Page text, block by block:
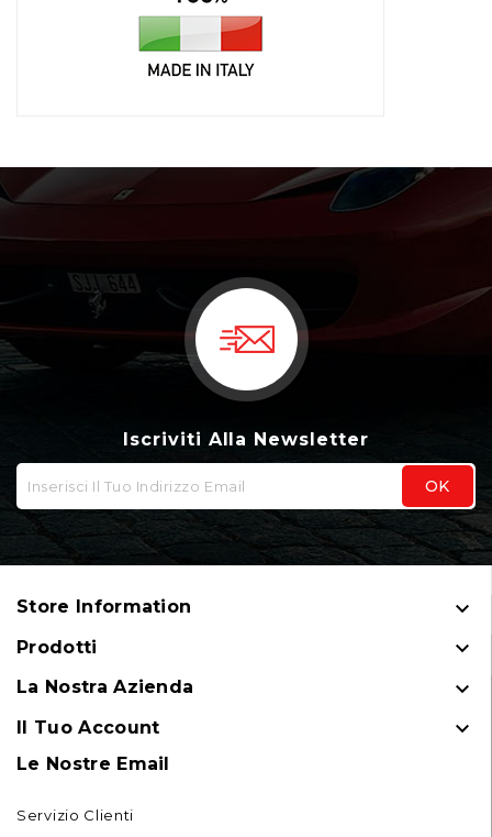
Iscriviti Alla Newsletter
Store Information 
Prodotti 
La Nostra Azienda 
Il Tuo Account 
Le Nostre Email
Servizio Clienti